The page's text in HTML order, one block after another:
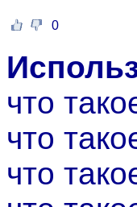
0
что
что
что